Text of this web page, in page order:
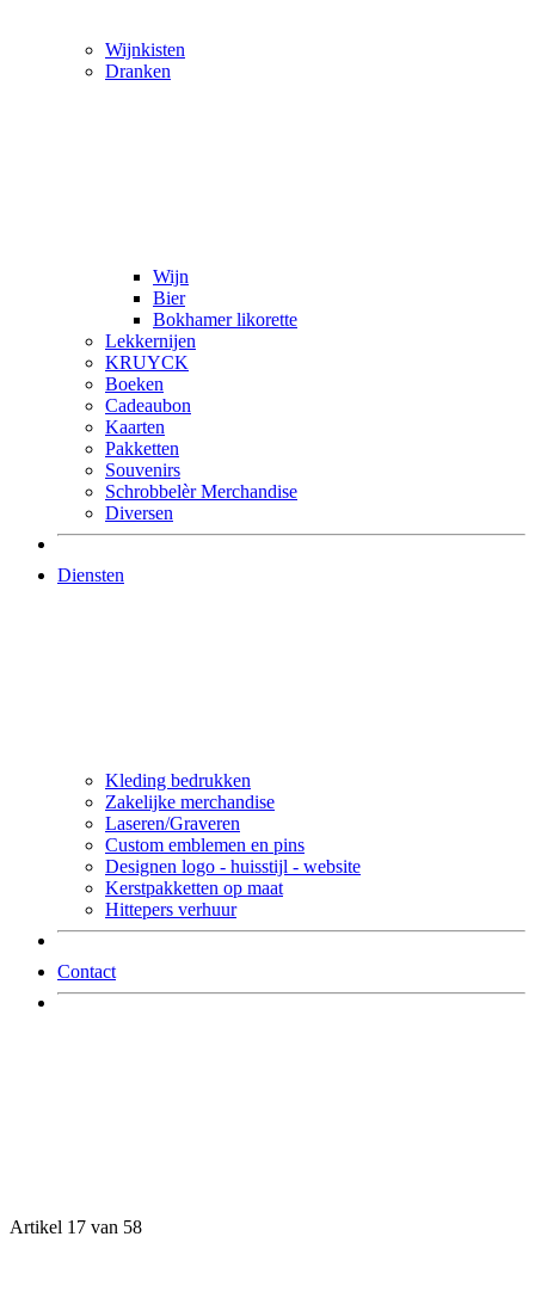
Wijnkisten
Dranken
Wijn
Bier
Bokhamer likorette
Lekkernijen
KRUYCK
Boeken
Cadeaubon
Kaarten
Pakketten
Souvenirs
Schrobbelèr Merchandise
Diversen
Diensten
Kleding bedrukken
Zakelijke merchandise
Laseren/Graveren
Custom emblemen en pins
Designen logo - huisstijl - website
Kerstpakketten op maat
Hittepers verhuur
Contact
Artikel 17 van 58